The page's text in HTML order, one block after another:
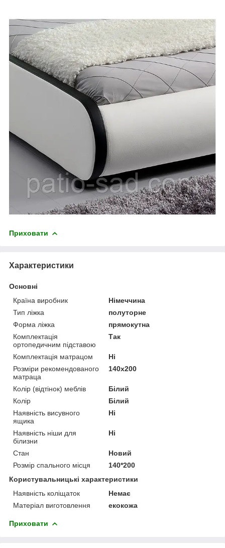
Приховати
Характеристики
Основні
Країна виробник
Німеччина
Тип ліжка
полуторне
Форма ліжка
прямокутна
Комплектація
ортопедичним підставою
Так
Комплектація матрацом
Ні
Розміри рекомендованого
матраца
140х200
Колір (відтінок) меблів
Білий
Колір
Білий
Наявність висувного
ящика
Ні
Наявність ніши для
білизни
Ні
Стан
Новий
Розмір спального місця
140*200
Користувальницькі характеристики
Наявність коліщаток
Немає
Матеріал виготовлення
екокожа
Приховати